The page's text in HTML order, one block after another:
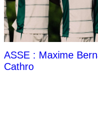
ASSE : Maxime
Cathro